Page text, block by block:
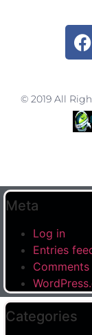
© 2019 All
Meta
Log in
Entries
Categories